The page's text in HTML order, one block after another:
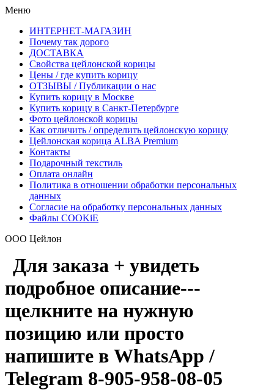
Меню
ИНТЕРНЕТ-МАГАЗИН
Почему так дорого
ДОСТАВКА
Свойства цейлонской корицы
Цены / где купить корицу
ОТЗЫВЫ / Публикации о нас
Купить корицу в Москве
Купить корицу в Санкт-Петербурге
Фото цейлонской корицы
Как отличить / определить цейлонскую корицу
Цейлонская корица ALBA Premium
Контакты
Подарочный текстиль
Оплата онлайн
Политика в отношении обработки персональных
данных
Согласие на обработку персональных данных
Файлы COOKiE
ООО Цейлон
Для заказа + увидеть
подробное описание---
щелкните на нужную
позицию или просто
напишите в WhatsApp /
Telegram 8-905-958-08-05